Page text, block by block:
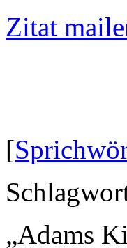
Zitat
[
„Adams